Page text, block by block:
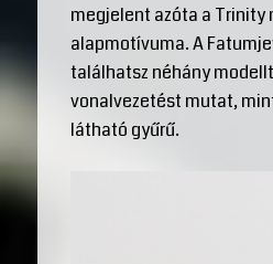
megjelent azóta a Trinity
alapmotívuma. A
találhatsz néhány
vonalvezetést mutat,
látható gyűrű.